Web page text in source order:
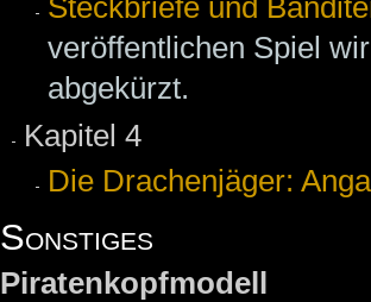
veröffentlichen Spiel
abgekürzt.
Kapitel 4
Die Drachenjäger:
Sonstiges
Piratenkopfmodell